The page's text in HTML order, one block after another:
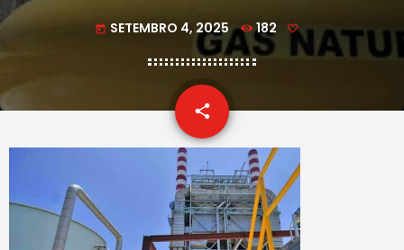
today SETEMBRO 4, 2025 182
share
email